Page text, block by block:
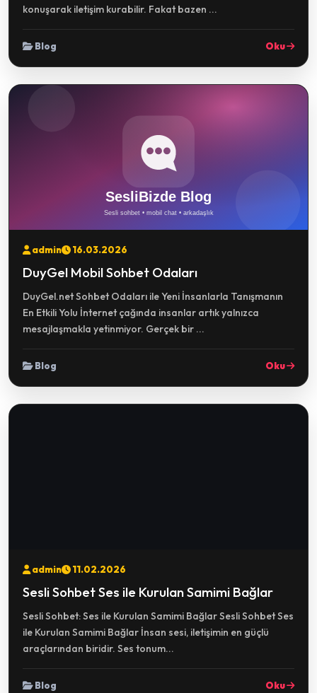
konuşarak iletişim kurabilir. Fakat bazen ...
Blog Oku
admin 16.03.2026
DuyGel Mobil Sohbet Odaları
DuyGel.net Sohbet Odaları ile Yeni İnsanlarla Tanışmanın
En Etkili Yolu İnternet çağında insanlar artık yalnızca
mesajlaşmakla yetinmiyor. Gerçek bir ...
Blog Oku
admin 11.02.2026
Sesli Sohbet Ses ile Kurulan Samimi Bağlar
Sesli Sohbet: Ses ile Kurulan Samimi Bağlar Sesli Sohbet Ses
ile Kurulan Samimi Bağlar İnsan sesi, iletişimin en güçlü
araçlarından biridir. Ses tonum...
Blog Oku